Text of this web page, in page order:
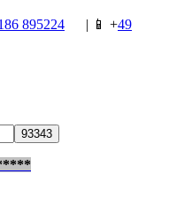
895224 | 📱 +49
*****